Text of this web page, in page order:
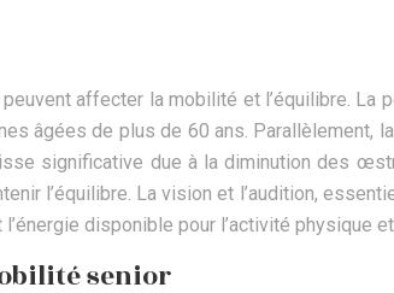
affecter la mobilité et l’équilibre.
âgées de plus de 60 ans.
significative due à la diminution des
l’équilibre. La vision et l’audition,
disponible pour l’activité physique
senior